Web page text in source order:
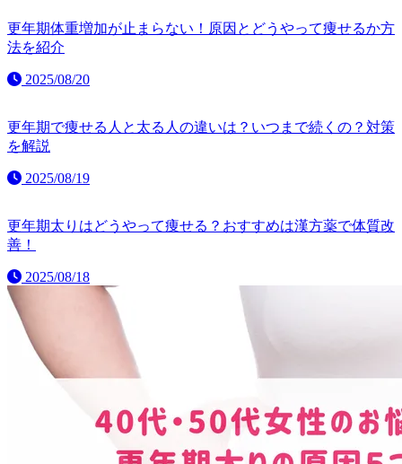
更年期体重増加が止まらない！原因とどうやって痩せるか方
法を紹介
2025/08/20
更年期で痩せる人と太る人の違いは？いつまで続くの？対策
を解説
2025/08/19
更年期太りはどうやって痩せる？おすすめは漢方薬で体質改
善！
2025/08/18